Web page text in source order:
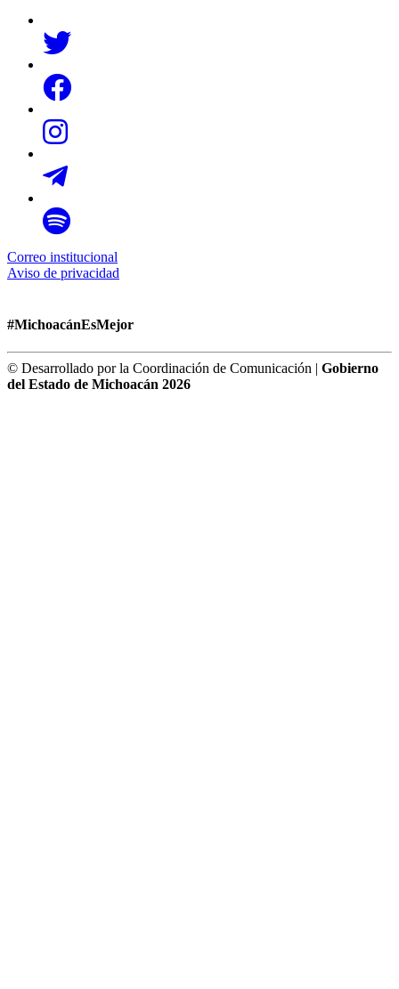
Correo institucional
Aviso de privacidad
#MichoacánEsMejor
© Desarrollado por la Coordinación de Comunicación | Gobierno
del Estado de Michoacán 2026